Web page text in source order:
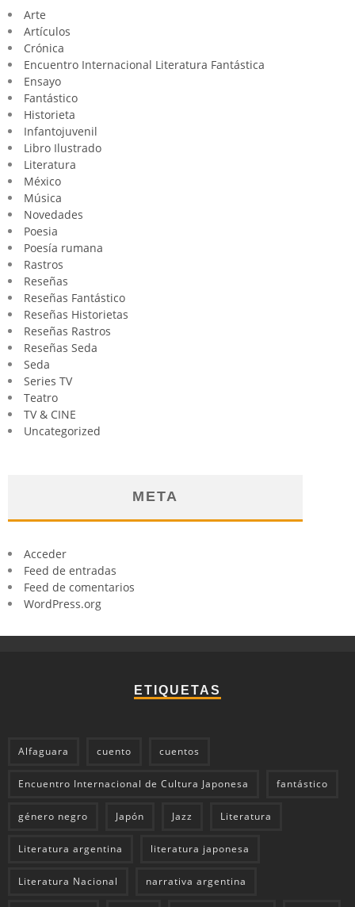
Arte
Artículos
Crónica
Encuentro Internacional Literatura Fantástica
Ensayo
Fantástico
Historieta
Infantojuvenil
Libro Ilustrado
Literatura
México
Música
Novedades
Poesia
Poesía rumana
Rastros
Reseñas
Reseñas Fantástico
Reseñas Historietas
Reseñas Rastros
Reseñas Seda
Seda
Series TV
Teatro
TV & CINE
Uncategorized
META
Acceder
Feed de entradas
Feed de comentarios
WordPress.org
ETIQUETAS
Alfaguara cuento cuentos
Encuentro Internacional de Cultura Japonesa fantástico
género negro Japón Jazz Literatura
Literatura argentina literatura japonesa
Literatura Nacional narrativa argentina